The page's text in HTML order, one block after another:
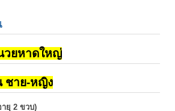
วยหาดใหญ่
ชาย-หญิง
ยุ 2 ขวบ)